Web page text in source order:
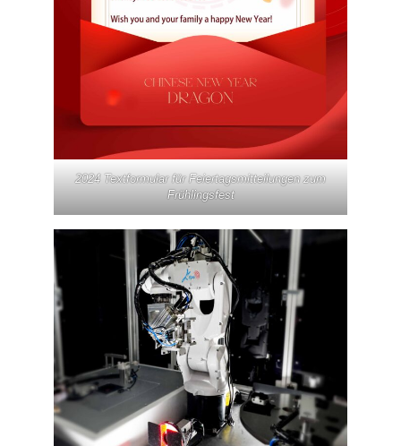
2024 Textformular für Feiertagsmitteilungen zum
Frühlingsfest